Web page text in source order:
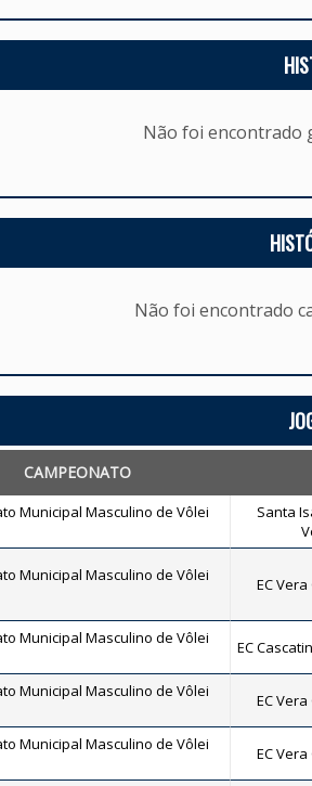
Não foi encontrado
Não foi encontrado
CAMPEONATO
Municipal Masculino de Vôlei
Santa
Municipal Masculino de Vôlei
EC
Municipal Masculino de Vôlei
EC
Municipal Masculino de Vôlei
EC
Municipal Masculino de Vôlei
EC